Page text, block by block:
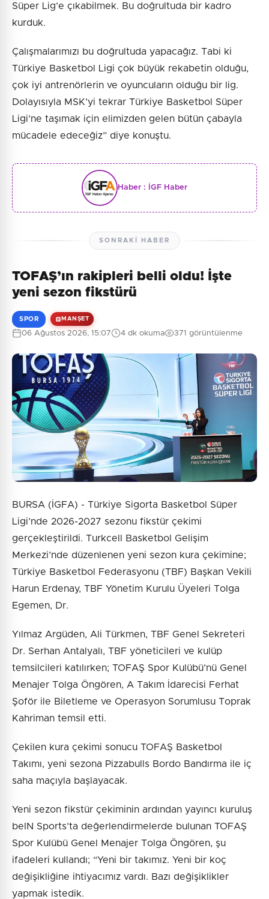
Süper Lig’e çıkabilmek. Bu doğrultuda bir kadro
kurduk.
Çalışmalarımızı bu doğrultuda yapacağız. Tabi ki
Türkiye Basketbol Ligi çok büyük rekabetin olduğu,
çok iyi antrenörlerin ve oyuncuların olduğu bir lig.
Dolayısıyla MSK’yi tekrar Türkiye Basketbol Süper
Ligi’ne taşımak için elimizden gelen bütün çabayla
mücadele edeceğiz” diye konuştu.
Haber : İGF Haber
SONRAKI HABER
TOFAŞ’ın rakipleri belli oldu! İşte
yeni sezon fikstürü
SPOR MANŞET
06 Ağustos 2026, 15:07 4 dk okuma 371 görüntülenme
BURSA (İGFA) - Türkiye Sigorta Basketbol Süper
Ligi’nde 2026-2027 sezonu fikstür çekimi
gerçekleştirildi. Turkcell Basketbol Gelişim
Merkezi’nde düzenlenen yeni sezon kura çekimine;
Türkiye Basketbol Federasyonu (TBF) Başkan Vekili
Harun Erdenay, TBF Yönetim Kurulu Üyeleri Tolga
Egemen, Dr.
Yılmaz Argüden, Ali Türkmen, TBF Genel Sekreteri
Dr. Serhan Antalyalı, TBF yöneticileri ve kulüp
temsilcileri katılırken; TOFAŞ Spor Kulübü’nü Genel
Menajer Tolga Öngören, A Takım İdarecisi Ferhat
Şoför ile Biletleme ve Operasyon Sorumlusu Toprak
Kahriman temsil etti.
Çekilen kura çekimi sonucu TOFAŞ Basketbol
Takımı, yeni sezona Pizzabulls Bordo Bandırma ile iç
saha maçıyla başlayacak.
Yeni sezon fikstür çekiminin ardından yayıncı kuruluş
beIN Sports’ta değerlendirmelerde bulunan TOFAŞ
Spor Kulübü Genel Menajer Tolga Öngören, şu
ifadeleri kullandı; “Yeni bir takımız. Yeni bir koç
değişikliğine ihtiyacımız vardı. Bazı değişiklikler
yapmak istedik.